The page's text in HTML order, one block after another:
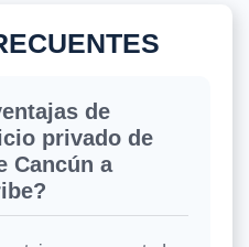
de
privado de
Cancún a